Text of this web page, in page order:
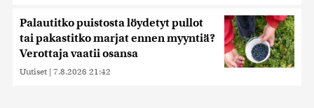
Palautitko puistosta löydetyt pullot
tai pakastitko marjat ennen myyntiä?
Verottaja vaatii osansa
Uutiset | 7.8.2026 21:42